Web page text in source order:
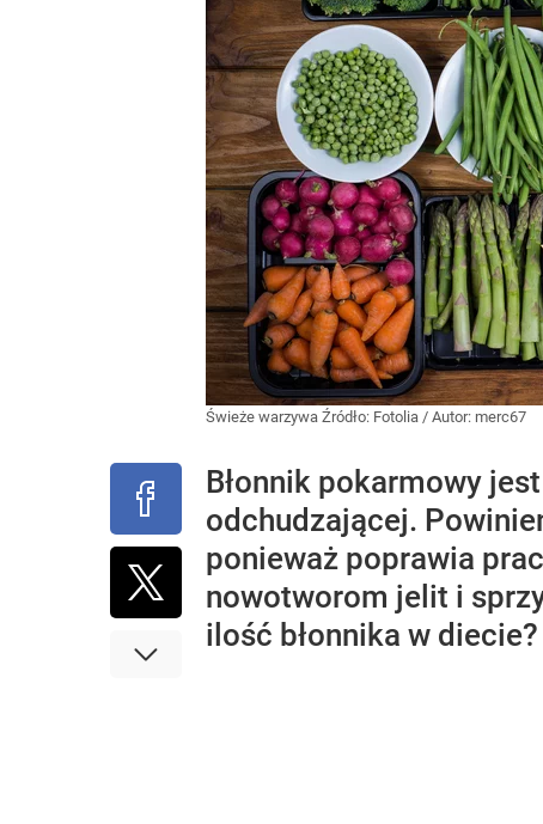
Świeże warzywa Źródło: Fotolia / Autor: merc67
Błonnik pokarmowy
odchudzającej.
ponieważ poprawia
nowotworom jelit i
ilość błonnika w diecie?